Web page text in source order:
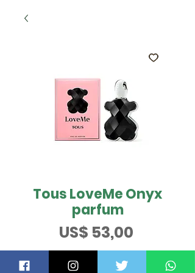
Tous LoveMe Onyx
parfum
US$ 53,00Preço
Tamanho*